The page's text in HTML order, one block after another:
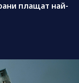
плащат най-